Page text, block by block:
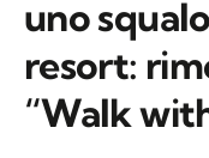
uno
resort:
“Walk